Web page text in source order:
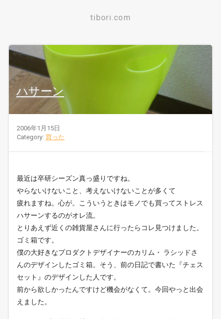
tibori.com
ハサーン
2006年1月15日
Category: 買った
最近は卒研シーズン真っ盛りですね。
やらないけないこと、考えないけないことが多くて
疲れますね。心が。こういうときはモノでも買ってストレス
ハサーンするのがオレ流。
とりあえず近くの雑貨屋さんに行ったらコレ見つけました。
ゴミ箱です。
僕の大好きなプロダクトデザイナーのカリム・ ラシッドさ
んのデザインしたゴミ箱。そう、前の日記で書いた『チェス
セット』のデザインした人です。
前から欲しかったんですけど機会がなくて。今回やっと出会
えました。